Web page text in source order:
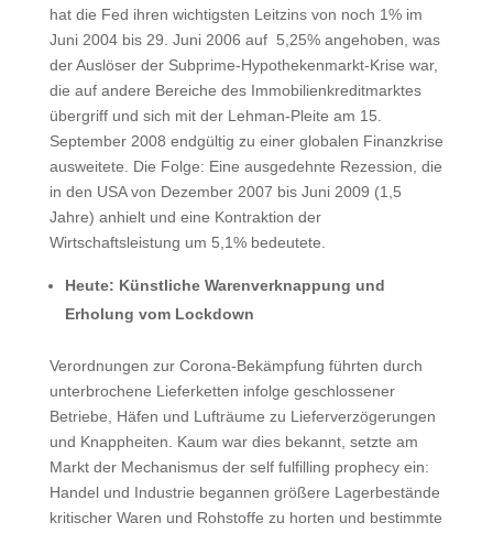
hat die Fed ihren wichtigsten Leitzins von noch 1% im
Juni 2004 bis 29. Juni 2006 auf 5,25% angehoben, was
der Auslöser der Subprime-Hypothekenmarkt-Krise war,
die auf andere Bereiche des Immobilienkreditmarktes
übergriff und sich mit der Lehman-Pleite am 15.
September 2008 endgültig zu einer globalen Finanzkrise
ausweitete. Die Folge: Eine ausgedehnte Rezession, die
in den USA von Dezember 2007 bis Juni 2009 (1,5
Jahre) anhielt und eine Kontraktion der
Wirtschaftsleistung um 5,1% bedeutete.
Heute: Künstliche Warenverknappung und
Erholung vom Lockdown
Verordnungen zur Corona-Bekämpfung führten durch
unterbrochene Lieferketten infolge geschlossener
Betriebe, Häfen und Lufträume zu Lieferverzögerungen
und Knappheiten. Kaum war dies bekannt, setzte am
Markt der Mechanismus der self fulfilling prophecy ein:
Handel und Industrie begannen größere Lagerbestände
kritischer Waren und Rohstoffe zu horten und bestimmte